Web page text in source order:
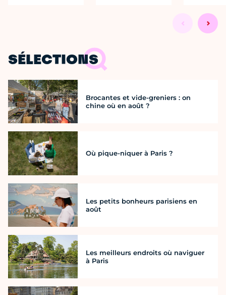
SÉLECTIONS
Brocantes et vide-greniers : on
chine où en août ?
Où pique-niquer à Paris ?
Les petits bonheurs parisiens en
août
Les meilleurs endroits où naviguer
à Paris